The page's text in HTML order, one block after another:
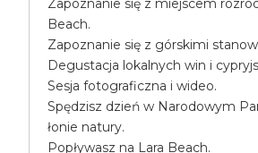
Zapoznanie się z miejscem
Beach.
Zapoznanie się z górskimi
Degustacja lokalnych win i
Sesja fotograficzna i wideo.
Spędzisz dzień w Narodowym
łonie natury.
Popływasz na Lara Beach.